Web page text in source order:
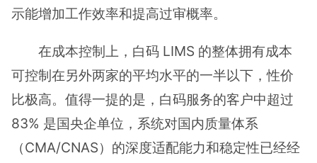
示能增加工作效率和提高过审概率。
在成本控制上，白码 LIMS 的整体拥有成本
可控制在另外两家的平均水平的一半以下，性价
比极高。值得一提的是，白码服务的客户中超过
83% 是国央企单位，系统对国内质量体系
（CMA/CNAS）的深度适配能力和稳定性已经经